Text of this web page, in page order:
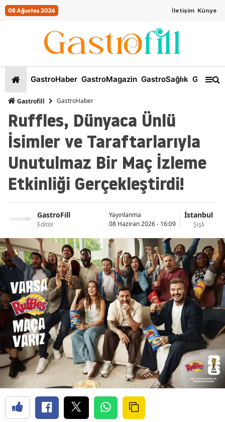
08 Ağustos 2026 İletişim Künye
GastroHaber GastroMagazin GastroSağlık
Gastrofill GastroHaber
Ruffles, Dünyaca Ünlü
İsimler ve Taraftarlarıyla
Unutulmaz Bir Maç İzleme
Etkinliği Gerçekleştirdi!
GastroFill
Editör
Yayınlanma
08 Haziran 2026 - 16:09
İstanbul
Şişli